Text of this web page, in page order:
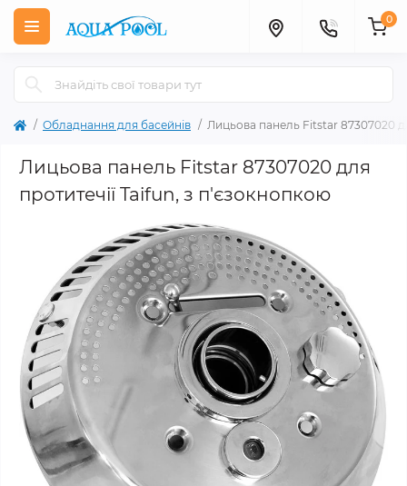
0
Обладнання для басейнів Лицьова панель Fitstar 87307020
Лицьова панель Fitstar 87307020 для
протитечії Taifun, з п'єзокнопкою